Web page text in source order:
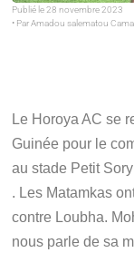
Publié le 28 novembre 2023
• ParAmadou salematou
Le Horoya AC se
Guinée pour le
au stade Petit
. Les Matamkas
contre Loubha.
nous parle de sa